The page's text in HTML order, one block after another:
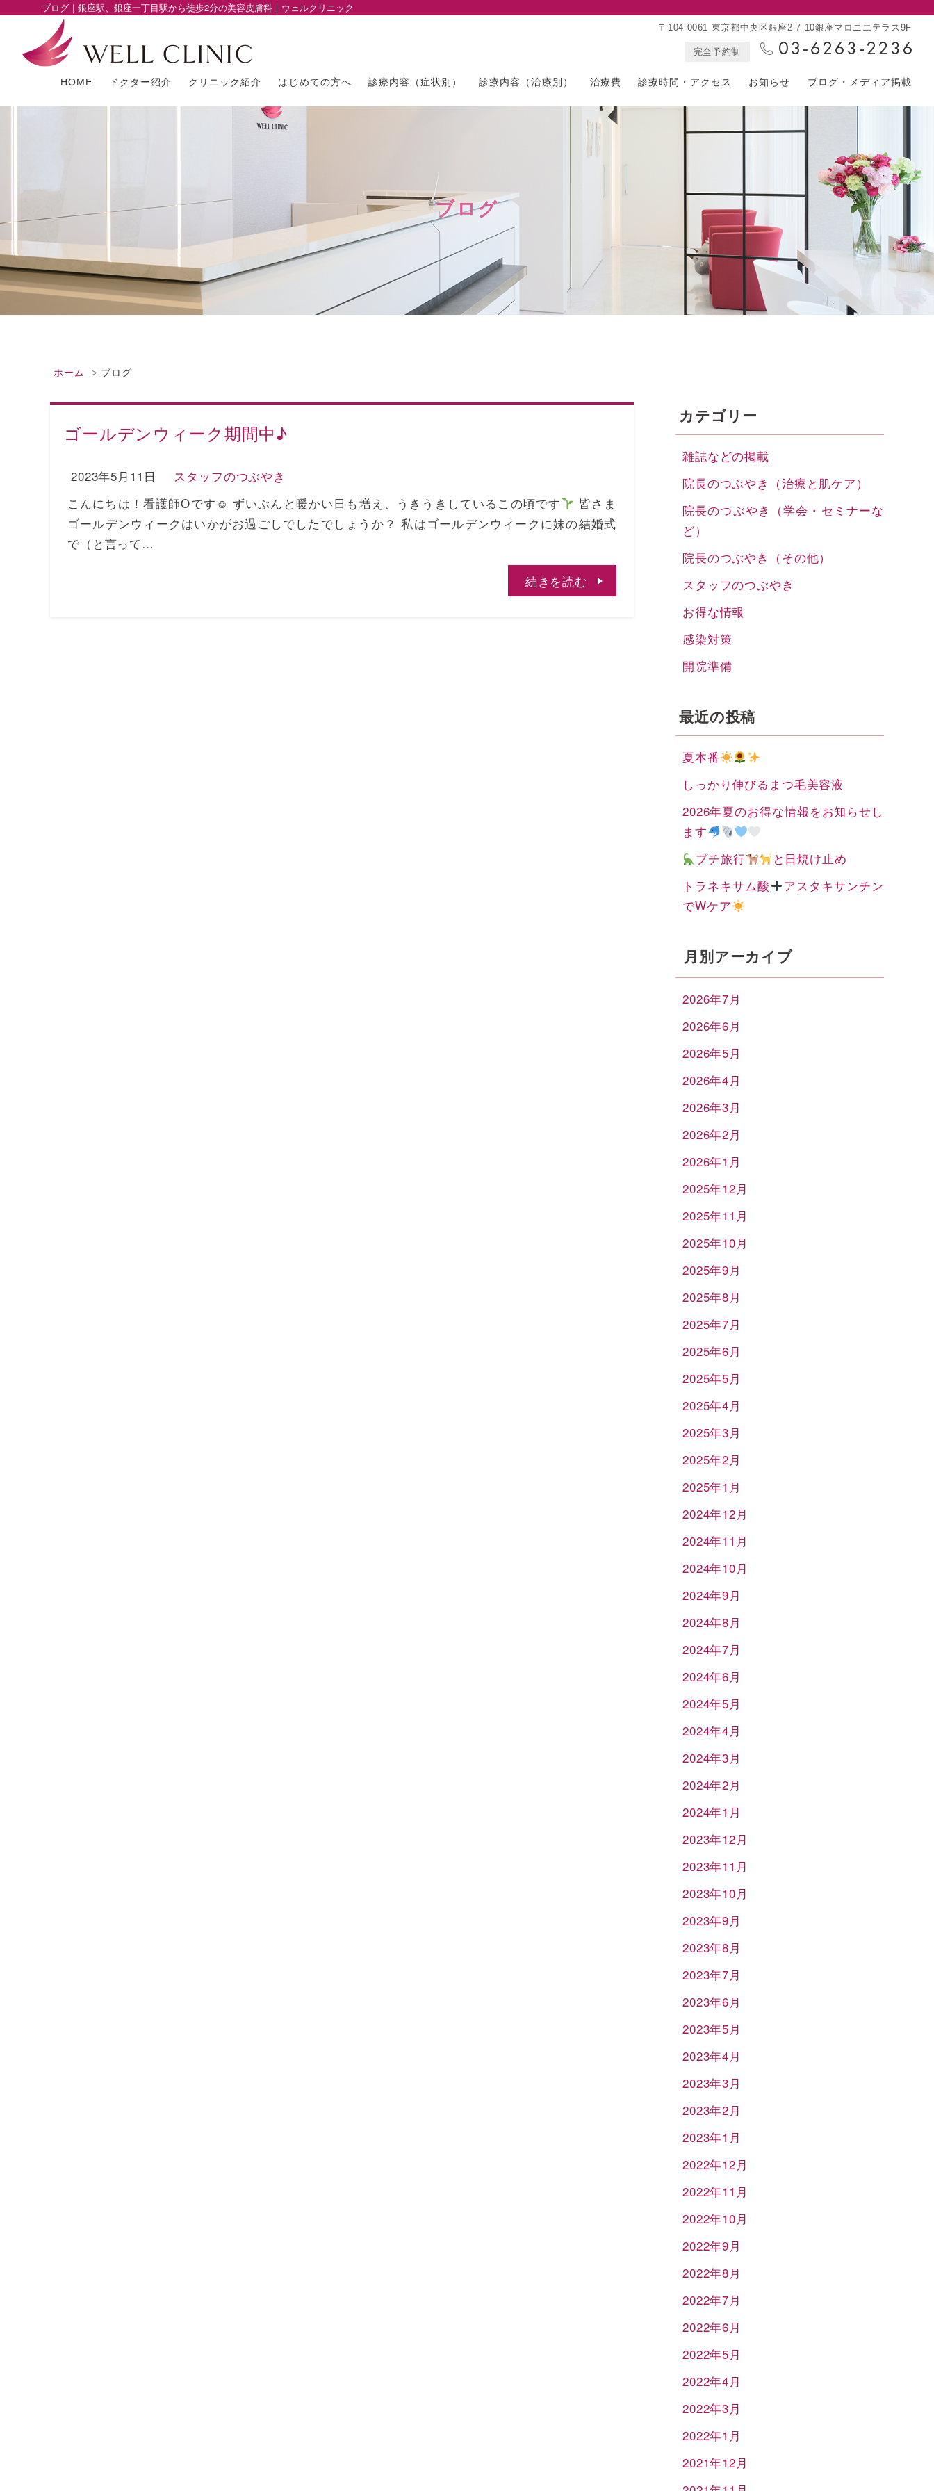
〒104-0061 東京都中央区銀座2-7-10銀座マロニエテラス9F
完全予約制
HOME ドクター紹介 クリニック紹介 はじめての方へ 診療内容（症状別） 診療内容（治療別） 治療費 診療時間・アクセス お知らせ ブログ・メディア掲載
ブログ
ブログ｜銀座駅、銀座一丁目駅から徒歩2分の美容皮膚科｜ウェルクリニック
ホーム ブログ
ゴールデンウィーク期間中♪
2023年5月11日
スタッフのつぶやき
こんにちは！看護師Oです☺ ずいぶんと暖かい日も増え、うきうきしているこの頃です
皆さま
ゴールデンウィークはいかがお過ごしでしたでしょうか？ 私はゴールデンウィークに妹の結婚式
で（と言って…
続きを読む
カテゴリー
雑誌などの掲載
院長のつぶやき（治療と肌ケア）
院長のつぶやき（学会・セミナーな
ど）
院長のつぶやき（その他）
スタッフのつぶやき
お得な情報
感染対策
開院準備
最近の投稿
夏本番
しっかり伸びるまつ毛美容液
2026年夏のお得な情報をお知らせし
ます
プチ旅行
と日焼け止め
トラネキサム酸
アスタキサンチン
でWケア
月別アーカイブ
2026年7月
2026年6月
2026年5月
2026年4月
2026年3月
2026年2月
2026年1月
2025年12月
2025年11月
2025年10月
2025年9月
2025年8月
2025年7月
2025年6月
2025年5月
2025年4月
2025年3月
2025年2月
2025年1月
2024年12月
2024年11月
2024年10月
2024年9月
2024年8月
2024年7月
2024年6月
2024年5月
2024年4月
2024年3月
2024年2月
2024年1月
2023年12月
2023年11月
2023年10月
2023年9月
2023年8月
2023年7月
2023年6月
2023年5月
2023年4月
2023年3月
2023年2月
2023年1月
2022年12月
2022年11月
2022年10月
2022年9月
2022年8月
2022年7月
2022年6月
2022年5月
2022年4月
2022年3月
2022年1月
2021年12月